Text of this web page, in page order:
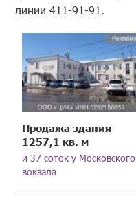
линии 411-91-91.
Продажа здания
1257,1 кв. м
и 37 соток у Московского
вокзала